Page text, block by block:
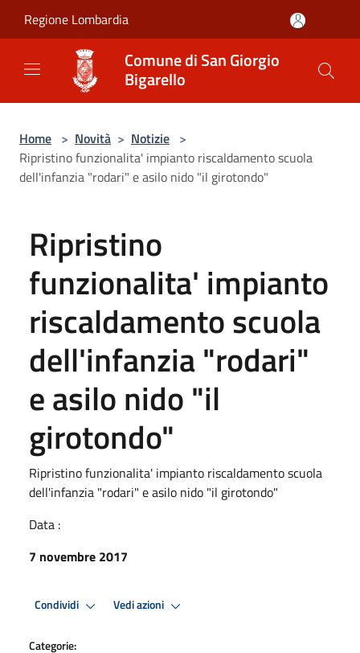
Regione Lombardia
Comune di San Giorgio
Bigarello
Home > Novità > Notizie >
Ripristino funzionalita' impianto riscaldamento scuola
dell'infanzia "rodari" e asilo nido "il girotondo"
Ripristino
funzionalita' impianto
riscaldamento scuola
dell'infanzia "rodari"
e asilo nido "il
girotondo"
Ripristino funzionalita' impianto riscaldamento scuola
dell'infanzia "rodari" e asilo nido "il girotondo"
Data :
7 novembre 2017
Condividi Vedi azioni
Categorie: